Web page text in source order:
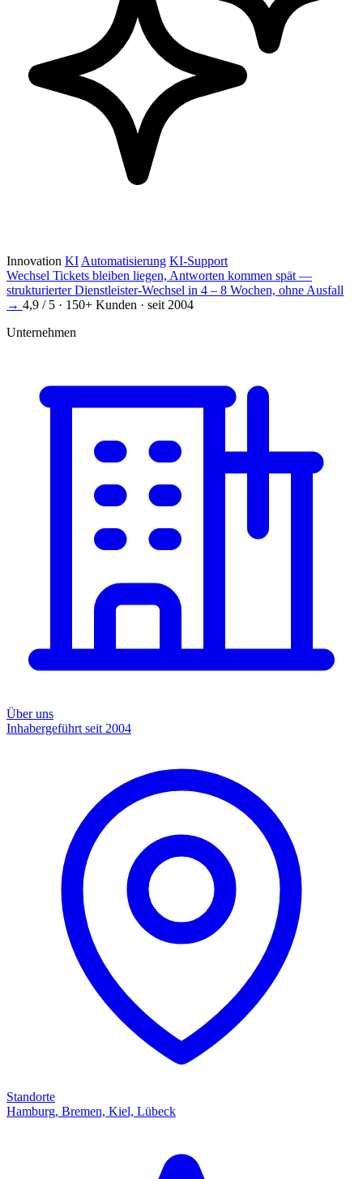
Innovation KI Automatisierung KI-Support
Wechsel Tickets bleiben liegen, Antworten kommen spät —
strukturierter Dienstleister-Wechsel in 4 – 8 Wochen, ohne Ausfall
→ 4,9 / 5 · 150+ Kunden · seit 2004
Unternehmen
Über uns
Inhabergeführt seit 2004
Standorte
Hamburg, Bremen, Kiel, Lübeck